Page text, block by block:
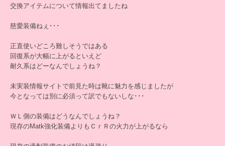
交換アイテムについて情報出てましたね
慈愛装備ねぇ･･･
正直使いどころ難しそうではある
回復系が大幅に上がるといえど
耐久系はどーなんでしょうね？
未実装情報サイトで前見た時は靴に魅力を感じましたが
今となっては別に必須って訳でもないしな･･･
ＷＬ側の装備はどうなんでしょうね？
現存のMatk強化装備よりもＣｒＲの火力が上がるなら